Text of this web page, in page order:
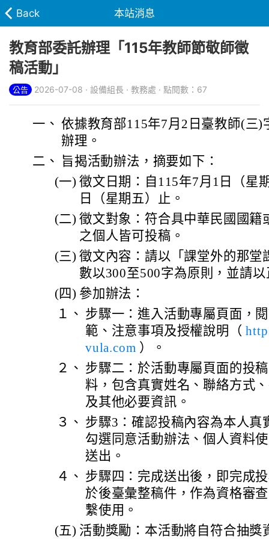
Back 本站消息
教育部委託辦理「115年教師節敬師徵
稿活動」
公告 2026-07-08 · 設備組長 · 教務處 · 點閱數：67
一、 依據教育部115年7月2日臺教師(三)
辦理。
二、 旨揭活動辦法，摘要如下：
(一) 徵文日期：自115年7月1日（星
日（星期五）止。
(二) 徵文對象：符合具中華民國國籍
之個人皆可投稿。
(三) 徵文內容：請以「課堂外的那堂
數以300至500字為原則，並請
(四) 參加辦法：
１、 步驟一：進入活動專屬頁面，
範、注意事項及授權說明（
vula.com ）。
２、 步驟二：於活動專屬頁面的投
料，包含真實姓名、聯絡方式
及其他必要資訊。
３、 步驟3：確認投稿內容為本人真
勾選同意活動辦法、個人資料
送出。
４、 步驟四：完成送出後，即完成
於後臺彙整稿件，作為資格審
繫使用。
(五) 活動獎勵：本活動將自符合抽獎